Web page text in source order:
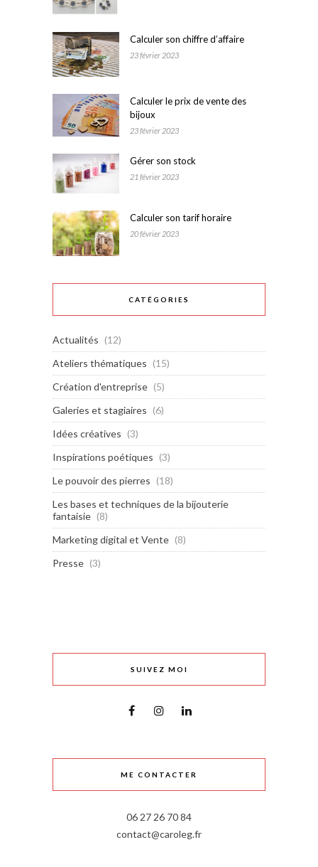
Calculer son chiffre d’affaire
23 février 2023
Calculer le prix de vente des
bijoux
23 février 2023
Gérer son stock
21 février 2023
Calculer son tarif horaire
20 février 2023
CATÉGORIES
Actualités (12)
Ateliers thématiques (15)
Création d'entreprise (5)
Galeries et stagiaires (6)
Idées créatives (3)
Inspirations poétiques (3)
Le pouvoir des pierres (18)
Les bases et techniques de la bijouterie
fantaisie (8)
Marketing digital et Vente (8)
Presse (3)
SUIVEZ MOI
ME CONTACTER
06 27 26 70 84
contact@caroleg.fr